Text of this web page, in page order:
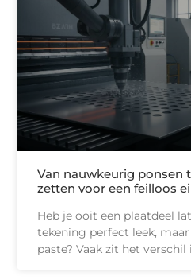
Van nauwkeurig ponsen
zetten voor een feilloos
Heb je ooit een plaatdeel
tekening perfect leek,
paste? Vaak zit het verschil